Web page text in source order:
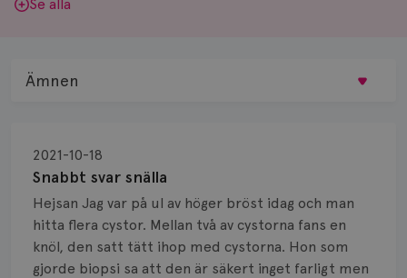
Se alla
Snabbt svar snälla
2021-10-18
Hejsan Jag var på ul av höger bröst idag och man
hitta flera cystor. Mellan två av cystorna fans en
knöl, den satt tätt ihop med cystorna. Hon som
gjorde biopsi sa att den är säkert inget farligt men
Ämnen
Biopsi
Biverkningar
Bröstvårta